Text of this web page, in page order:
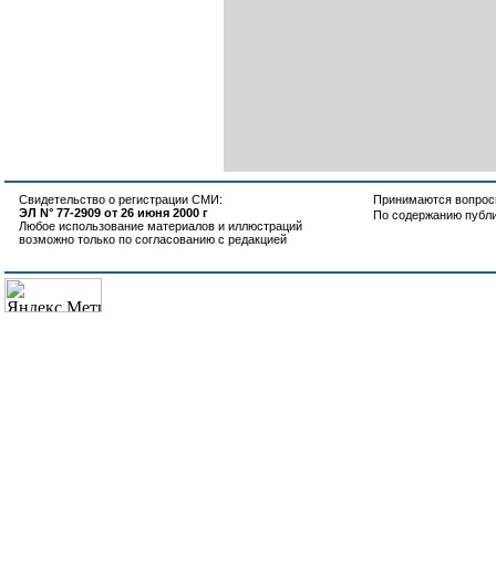
Свидетельство о регистрации СМИ:
ЭЛ N° 77-2909 от 26 июня 2000 г
Любое использование материалов и иллюстраций
возможно только по согласованию с редакцией
Принимаются
По содержанию